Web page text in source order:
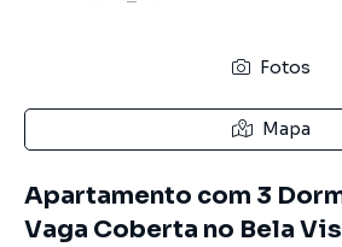
Fotos
Mapa
Apartamento com 3
Vaga Coberta no Bela